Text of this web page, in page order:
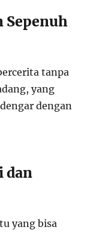
Sepenuh
tanpa
yang
dengan
dan
yang bisa